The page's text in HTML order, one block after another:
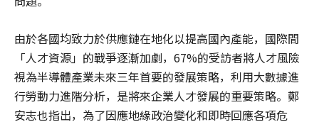
由於各國均致力於供應鏈在地化以提高國內產能，國際間
「人才資源」的戰爭逐漸加劇，67%的受訪者將人才風險
視為半導體產業未來三年首要的發展策略，利用大數據進
行勞動力進階分析，是將來企業人才發展的重要策略。鄭
安志也指出，為了因應地緣政治變化和即時回應各項危